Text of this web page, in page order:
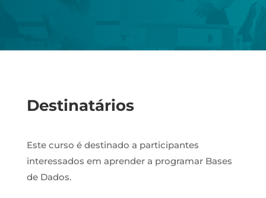
Destinatários
Este curso é destinado a participantes
interessados em aprender a programar Bases
de Dados.